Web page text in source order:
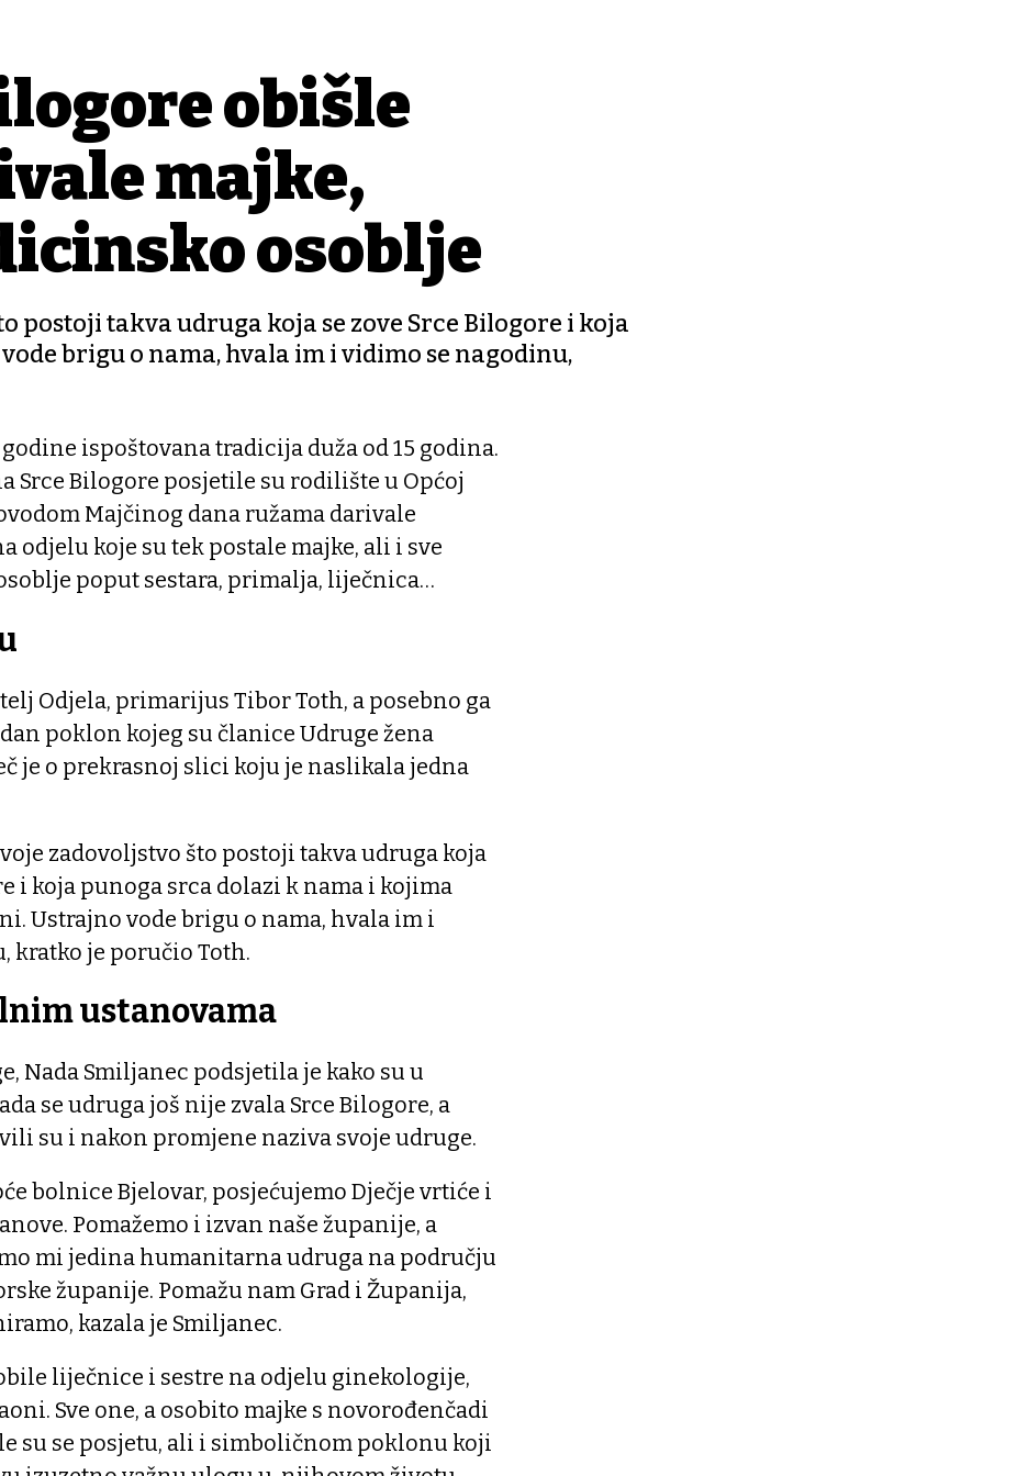
obišle
majke,
osoblje
postoji takva udruga koja se zove Srce Bilogore i koja
brigu o nama, hvala im i vidimo se nagodinu,
godine ispoštovana tradicija duža od 15 godina.
Srce Bilogore posjetile su rodilište u Općoj
Majčinog dana ružama darivale
odjelu koje su tek postale majke, ali i sve
poput sestara, primalja, liječnica…
Odjela, primarijus Tibor Toth, a posebno ga
poklon kojeg su članice Udruge žena
je o prekrasnoj slici koju je naslikala jedna
zadovoljstvo što postoji takva udruga koja
i koja punoga srca dolazi k nama i kojima
Ustrajno vode brigu o nama, hvala im i
kratko je poručio Toth.
ustanovama
Nada Smiljanec podsjetila je kako su u
se udruga još nije zvala Srce Bilogore, a
su i nakon promjene naziva svoje udruge.
bolnice Bjelovar, posjećujemo Dječje vrtiće i
Pomažemo i izvan naše županije, a
mi jedina humanitarna udruga na području
županije. Pomažu nam Grad i Županija,
kazala je Smiljanec.
liječnice i sestre na odjelu ginekologije,
Sve one, a osobito majke s novorođenčadi
su se posjetu, ali i simboličnom poklonu koji